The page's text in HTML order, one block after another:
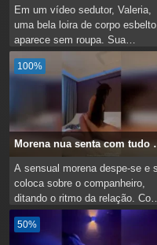
Em um vídeo sedutor, Valeria,
uma bela loira de corpo esbelto,
aparece sem roupa. Sua
aparência atraente tem o poder
de despertar desejos...
100%
Morena
A sensual morena despe-se e
coloca sobre o companheiro,
ditando o ritmo da relação. Com
sua vagina apertada, ela lidera
ato sexual,...
50%